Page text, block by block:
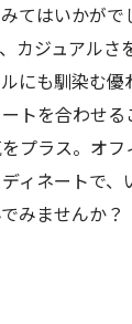
てはいかがで
カジュアルさ
にも馴染む優
トを合わせる
プラス。オ
ィネートで、
みませんか？